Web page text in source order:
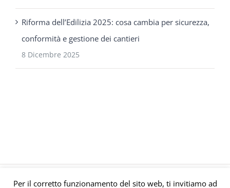
Riforma dell’Edilizia 2025: cosa cambia per sicurezza,
conformità e gestione dei cantieri
8 Dicembre 2025
Per il corretto funzionamento del sito web, ti invitiamo ad